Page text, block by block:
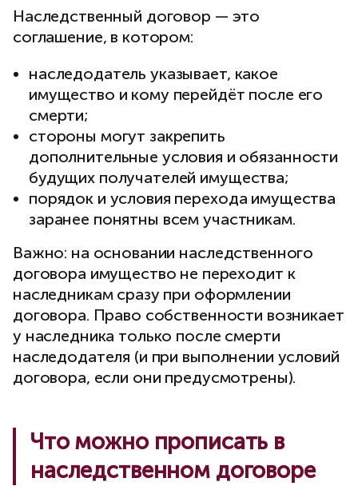
Наследственный договор — это
соглашение, в котором:
наследодатель указывает, какое
имущество и кому перейдёт после его
смерти;
стороны могут закрепить
дополнительные условия и обязанности
будущих получателей имущества;
порядок и условия перехода имущества
заранее понятны всем участникам.
Важно: на основании наследственного
договора имущество не переходит к
наследникам сразу при оформлении
договора. Право собственности возникает
у наследника только после смерти
наследодателя (и при выполнении условий
договора, если они предусмотрены).
Что можно прописать в
наследственном договоре